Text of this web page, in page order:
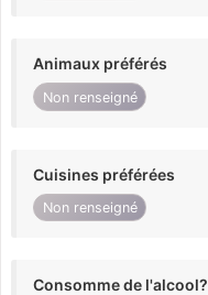
Animaux préférés
Non renseigné
Cuisines préférées
Non renseigné
Consomme de l'alcool?